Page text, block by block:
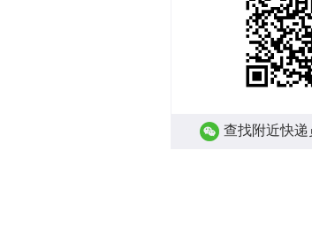
查找附近快